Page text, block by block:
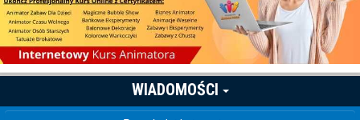
WIADOMOŚCI